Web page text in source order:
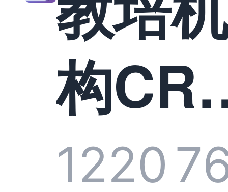
构
系统头
1220